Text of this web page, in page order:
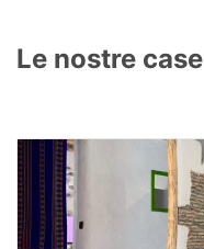
Le nostre case